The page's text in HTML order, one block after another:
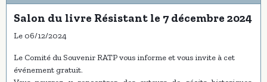
Cette rencontre marquait la mise à l’honneur du dernier ouvrage
, professeur à l’École normale
supérieure de Cachan et membre senior de l’Institut universitaire
Wieviorkay retrace, à travers une riche iconographie issue des
Salon du livre Résistant le 7 décembre 2024
Le 06/12/2024
Le Comité du Souvenir RATP vous informe et vous invite à cet
événement gratuit.